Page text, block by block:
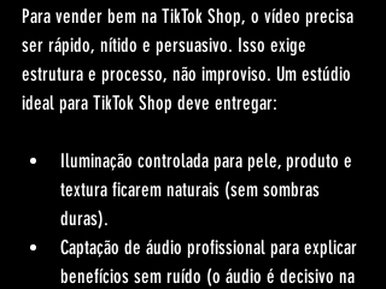
Para vender bem na TikTok Shop, o vídeo precisa
ser rápido, nítido e persuasivo. Isso exige
estrutura e processo, não improviso. Um estúdio
ideal para TikTok Shop deve entregar:
Iluminação controlada para pele, produto e
textura ficarem naturais (sem sombras
duras).
Captação de áudio profissional para explicar
benefícios sem ruído (o áudio é decisivo na